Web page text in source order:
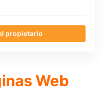
propietario
Web